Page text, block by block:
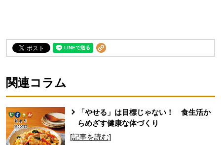
関連コラム
「やせる」は目標じゃない！ 食生活か
らめざす健康な体づくり
[記事を読む]